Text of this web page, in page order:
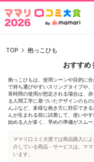
TOP 抱っこひも
おすすめ
抱っこひもは、使用シーンや目的に
で持ち運びやすいスリングタイプや
長時間の使用が想定される場合は、
る人間工学に基づいたデザインのも
んぶなど、多様な抱き方に対応でき
んが生まれる前に試着して、使いや
始める人が多く、早めの準備がスムー
ママリ口コミ大賞では商品購入に
介している商品・サービスは、マ
います。